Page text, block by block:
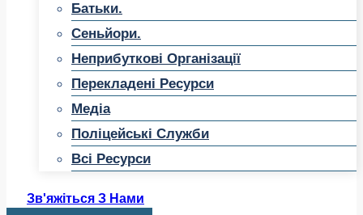
Батьки.
Сеньйори.
Неприбуткові Організації
Перекладені Ресурси
Медіа
Поліцейські Служби
Всі Ресурси
Зв'яжіться З Нами